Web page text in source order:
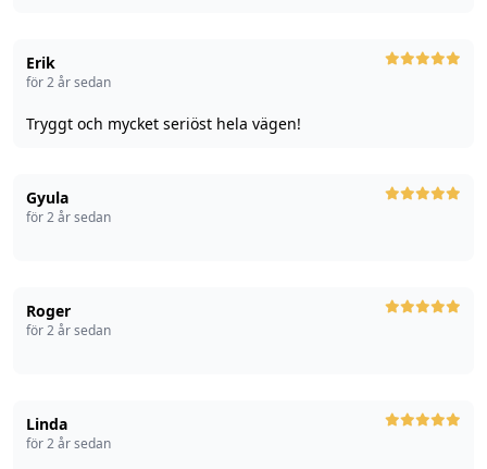
Erik
för 2 år sedan
Tryggt och mycket seriöst hela vägen!
Gyula
för 2 år sedan
Roger
för 2 år sedan
Linda
för 2 år sedan